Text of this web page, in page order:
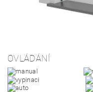
OVLÁDÁNÍ